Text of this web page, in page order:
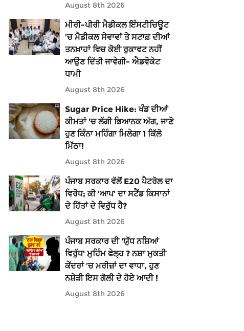
August 8th 2026
ਮੀਰੀ-ਪੀਰੀ ਮੈਡੀਕਲ ਇੰਸਟੀਚਿਊਟ
’ਚ ਮੈਡੀਕਲ ਸੇਵਾਵਾਂ ਤੇ ਸਟਾਫ਼ ਦੀਆਂ
ਤਨਖ਼ਾਹਾਂ ਵਿਚ ਕੋਈ ਰੁਕਾਵਟ ਨਹੀਂ
ਆਉਣ ਦਿੱਤੀ ਜਾਵੇਗੀ- ਐਡਵੋਕੇਟ
ਧਾਮੀ
August 8th 2026
Sugar Price Hike: ਖੰਡ ਦੀਆਂ
ਕੀਮਤਾਂ 'ਚ ਲੱਗੀ ਭਿਆਨਕ ਅੱਗ, ਜਾਣੋ
ਹੁਣ ਕਿੰਨਾ ਮਹਿੰਗਾ ਮਿਲੇਗਾ 1 ਕਿੱਲੋ
ਮਿੱਠਾ!
August 8th 2026
ਪੰਜਾਬ ਸਰਕਾਰ ਵੱਲੋਂ E20 ਪੈਟਰੋਲ ਦਾ
ਵਿਰੋਧ; ਕੀ 'ਆਪ' ਦਾ ਸਟੈਂਡ ਕਿਸਾਨਾਂ
ਦੇ ਹਿੱਤਾਂ ਦੇ ਵਿਰੁੱਧ ਹੈ?
August 8th 2026
ਪੰਜਾਬ ਸਰਕਾਰ ਦੀ 'ਯੁੱਧ ਨਸ਼ਿਆਂ
ਵਿਰੁੱਧ' ਮੁਹਿੰਮ ਫੇਲ੍ਹ ? ਨਸ਼ਾ ਮੁਕਤੀ
ਕੇਂਦਰਾਂ ’ਚ ਮਰੀਜ਼ਾਂ ਦਾ ਵਾਧਾ, ਹੁਣ
ਨਸ਼ੇੜੀ ਇਸ ਗੋਲੀ ਦੇ ਹੋਏ ਆਦੀ !
August 8th 2026